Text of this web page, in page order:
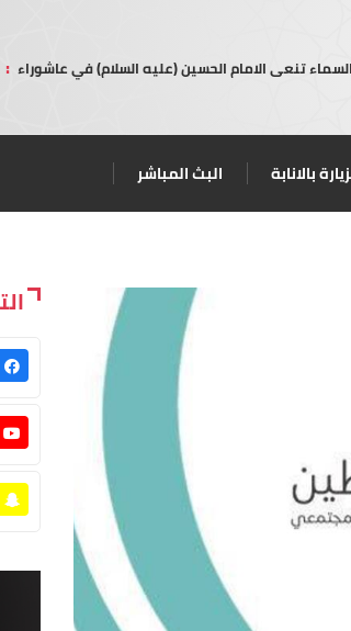
تنعى الامام الحسين (عليه السلام) في عاشوراء :
بالانابة البث المباشر